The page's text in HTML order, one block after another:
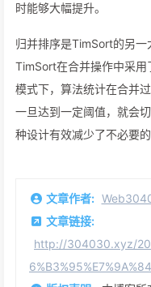
时能够大幅提升。
归并排序是TimSort的另一
TimSort在合并操作中采用
模式下，算法统计在合并
一旦达到一定阈值，就会
种设计有效减少了不必要
文章作者:
文章链接:
http://304030.xyz/